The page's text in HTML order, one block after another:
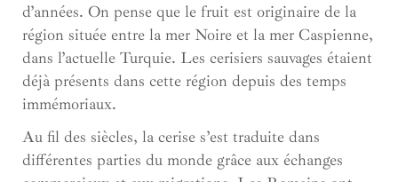
d’années. On pense que le fruit est originaire de la
région située entre la mer Noire et la mer Caspienne,
dans l’actuelle Turquie. Les cerisiers sauvages étaient
déjà présents dans cette région depuis des temps
immémoriaux.
Au fil des siècles, la cerise s’est traduite dans
différentes parties du monde grâce aux échanges